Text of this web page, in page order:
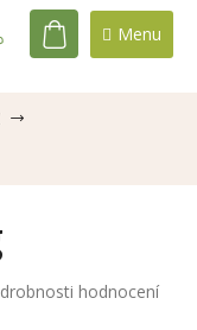
NÁKUPNÍ
hodnocení